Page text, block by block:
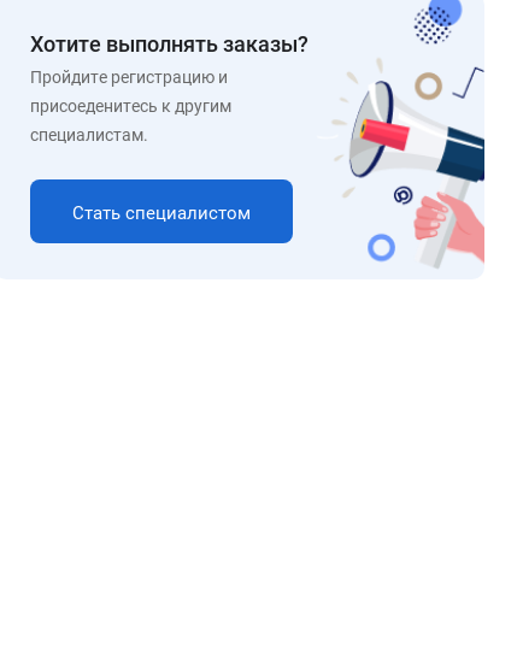
Хотите выполнять заказы?
Пройдите регистрацию и
присоеденитесь к другим
специалистам.
Стать специалистом